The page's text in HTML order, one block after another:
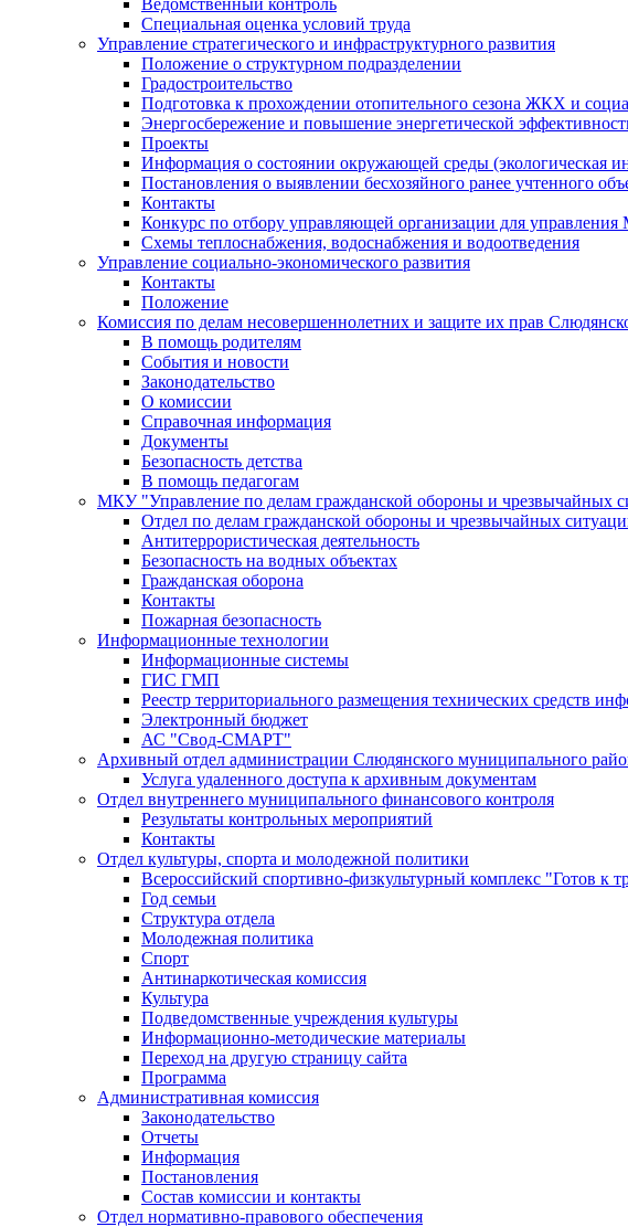
Ведомственный контроль
Специальная оценка условий труда
Управление стратегического и инфраструктурного развития
Положение о структурном подразделении
Градостроительство
Подготовка к прохождении отопительного сезона ЖКХ и
Энергосбережение и повышение энергетической
Проекты
Информация о состоянии окружающей среды (экологическая
Постановления о выявлении бесхозяйного ранее учтенного
Контакты
Конкурс по отбору управляющей организации для
Схемы теплоснабжения, водоснабжения и водоотведения
Управление социально-экономического развития
Контакты
Положение
Комиссия по делам несовершеннолетних и защите их прав
В помощь родителям
События и новости
Законодательство
О комиссии
Справочная информация
Документы
Безопасность детства
В помощь педагогам
МКУ "Управление по делам гражданской обороны и чрезвычайных
Отдел по делам гражданской обороны и чрезвычайных
Антитеррористическая деятельность
Безопасность на водных объектах
Гражданская оборона
Контакты
Пожарная безопасность
Информационные технологии
Информационные системы
ГИС ГМП
Реестр территориального размещения технических средств
Электронный бюджет
АС "Свод-СМАРТ"
Архивный отдел администрации Слюдянского муниципального
Услуга удаленного доступа к архивным документам
Отдел внутреннего муниципального финансового контроля
Результаты контрольных мероприятий
Контакты
Отдел культуры, спорта и молодежной политики
Всероссийский спортивно-физкультурный комплекс "Готов к
Год семьи
Структура отдела
Молодежная политика
Спорт
Антинаркотическая комиссия
Культура
Подведомственные учреждения культуры
Информационно-методические материалы
Переход на другую страницу сайта
Программа
Административная комиссия
Законодательство
Отчеты
Информация
Постановления
Состав комиссии и контакты
Отдел нормативно-правового обеспечения